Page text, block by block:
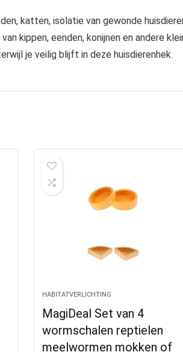
katten, isolatie van gewonde
kippen, eenden, konijnen en andere
je veilig blijft in deze huisdierenhek.
HABITATVERLICHTING
MagiDeal Set van 4
wormschalen reptielen
meelwormen mokken of